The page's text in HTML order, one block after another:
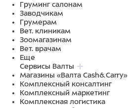
Груминг салонам
Заводчикам
Грумерам
Вет. клиникам
Зоомагазинам
Вет. врачам
Еще
Сервисы Валты
Магазины «Валта Cash&Carry»
Комплексный консалтинг
Комплексный маркетинг
Комплексная логистика